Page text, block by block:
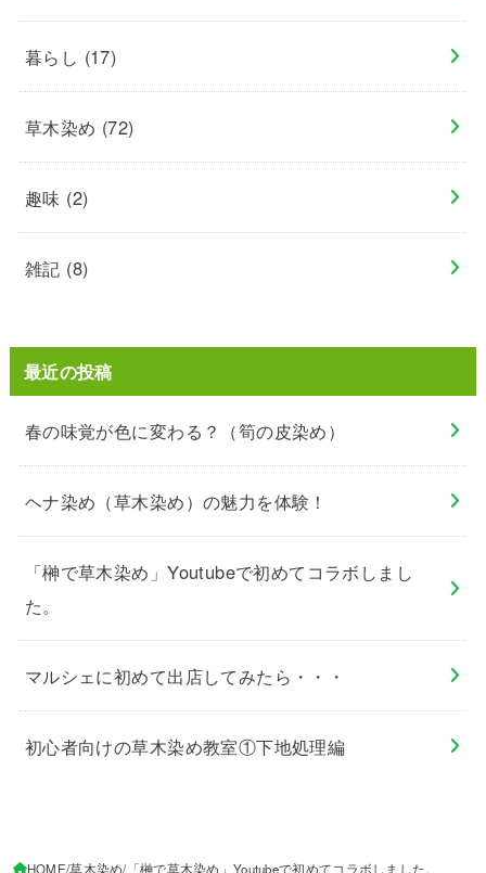
暮らし (17)
草木染め (72)
趣味 (2)
雑記 (8)
最近の投稿
春の味覚が色に変わる？（筍の皮染め）
ヘナ染め（草木染め）の魅力を体験！
「榊で草木染め」Youtubeで初めてコラボしまし
た。
マルシェに初めて出店してみたら・・・
初心者向けの草木染め教室①下地処理編
HOME 草木染め 「榊で草木染め」Youtubeで初めてコラボしました。